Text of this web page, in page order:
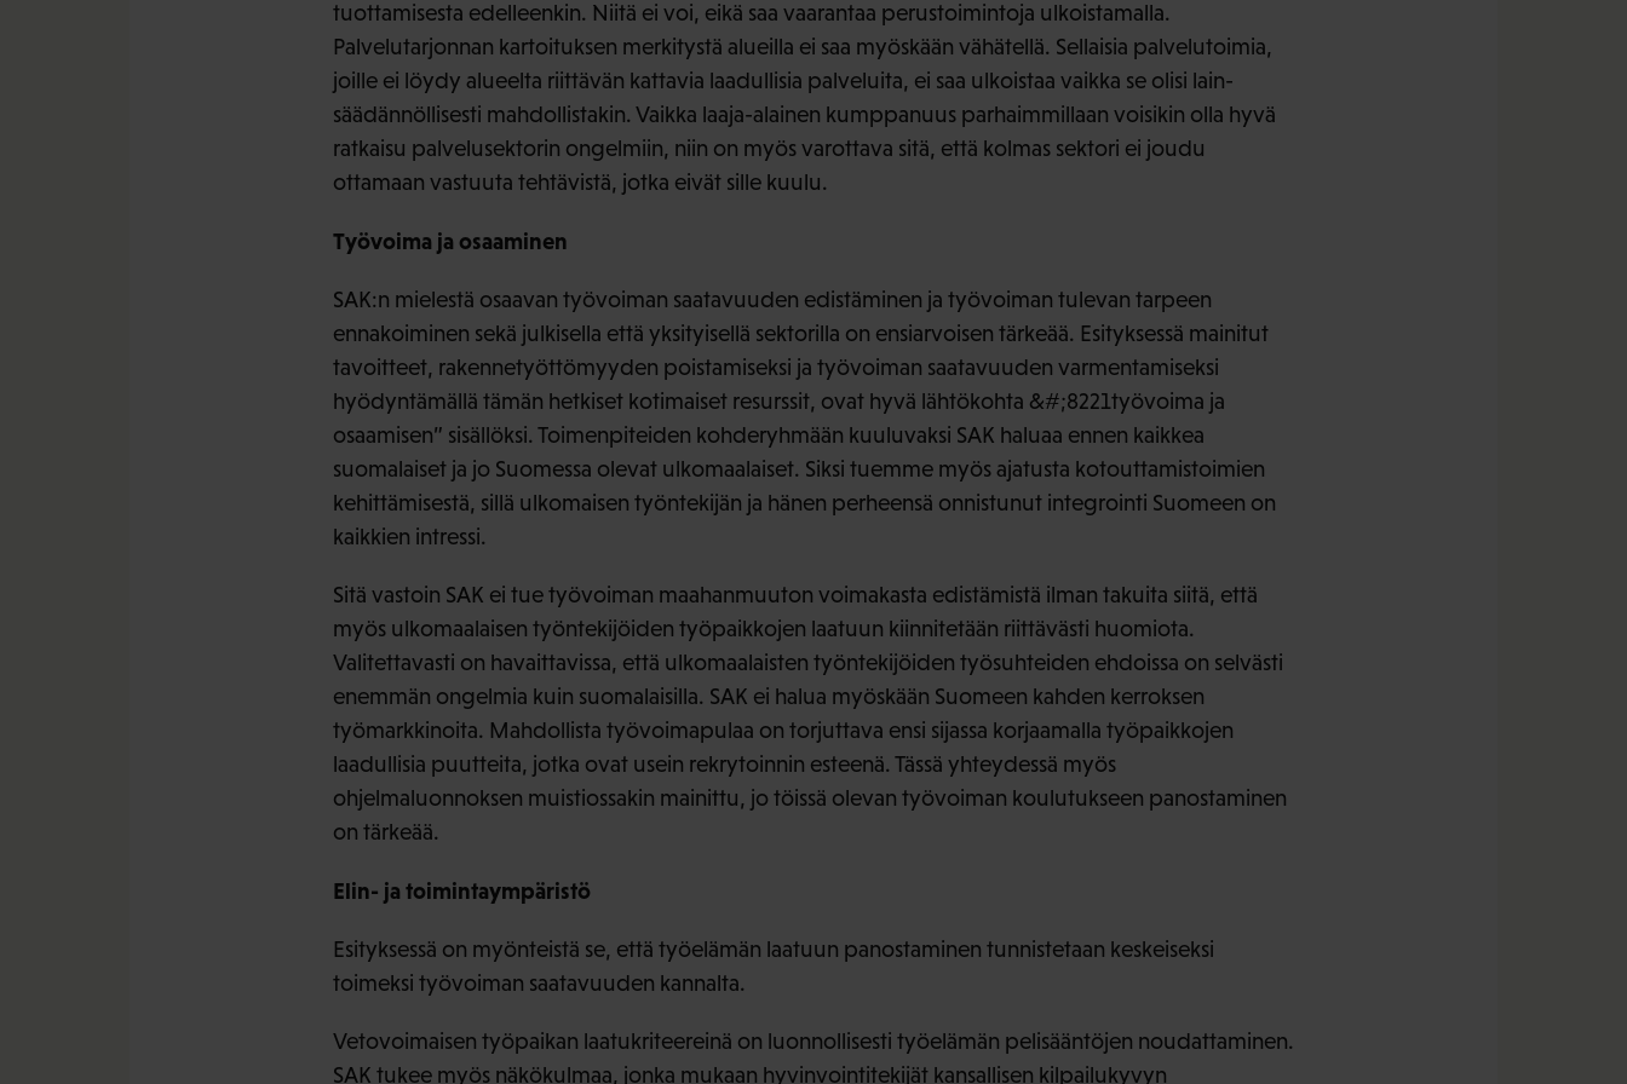
tuottamisesta edelleenkin. Niitä ei voi, eikä saa vaarantaa perustoimintoja ulkoistamalla.
Palvelutarjonnan kartoituksen merkitystä alueilla ei saa myöskään vähätellä. Sellaisia palvelutoimia,
joille ei löydy alueelta riittävän kattavia laadullisia palveluita, ei saa ulkoistaa vaikka se olisi lain-
säädännöllisesti mahdollistakin. Vaikka laaja-alainen kumppanuus parhaimmillaan voisikin olla hyvä
ratkaisu palvelusektorin ongelmiin, niin on myös varottava sitä, että kolmas sektori ei joudu
ottamaan vastuuta tehtävistä, jotka eivät sille kuulu.
Työvoima ja osaaminen
SAK:n mielestä osaavan työvoiman saatavuuden edistäminen ja työvoiman tulevan tarpeen
ennakoiminen sekä julkisella että yksityisellä sektorilla on ensiarvoisen tärkeää. Esityksessä mainitut
tavoitteet, rakennetyöttömyyden poistamiseksi ja työvoiman saatavuuden varmentamiseksi
hyödyntämällä tämän hetkiset kotimaiset resurssit, ovat hyvä lähtökohta &#;8221työvoima ja
osaamisen” sisällöksi. Toimenpiteiden kohderyhmään kuuluvaksi SAK haluaa ennen kaikkea
suomalaiset ja jo Suomessa olevat ulkomaalaiset. Siksi tuemme myös ajatusta kotouttamistoimien
kehittämisestä, sillä ulkomaisen työntekijän ja hänen perheensä onnistunut integrointi Suomeen on
kaikkien intressi.
Sitä vastoin SAK ei tue työvoiman maahanmuuton voimakasta edistämistä ilman takuita siitä, että
myös ulkomaalaisen työntekijöiden työpaikkojen laatuun kiinnitetään riittävästi huomiota.
Valitettavasti on havaittavissa, että ulkomaalaisten työntekijöiden työsuhteiden ehdoissa on selvästi
enemmän ongelmia kuin suomalaisilla. SAK ei halua myöskään Suomeen kahden kerroksen
työmarkkinoita. Mahdollista työvoimapulaa on torjuttava ensi sijassa korjaamalla työpaikkojen
laadullisia puutteita, jotka ovat usein rekrytoinnin esteenä. Tässä yhteydessä myös
ohjelmaluonnoksen muistiossakin mainittu, jo töissä olevan työvoiman koulutukseen panostaminen
on tärkeää.
Elin- ja toimintaympäristö
Esityksessä on myönteistä se, että työelämän laatuun panostaminen tunnistetaan keskeiseksi
toimeksi työvoiman saatavuuden kannalta.
Vetovoimaisen työpaikan laatukriteereinä on luonnollisesti työelämän pelisääntöjen noudattaminen.
SAK tukee myös näkökulmaa, jonka mukaan hyvinvointitekijät kansallisen kilpailukyvyn